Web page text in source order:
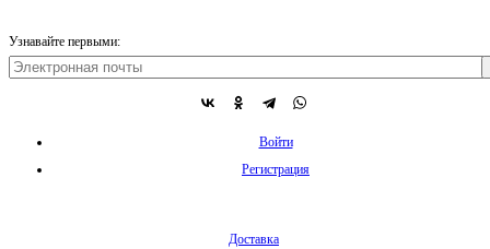
Узнавайте первыми:
Войти
Регистрация
Доставка